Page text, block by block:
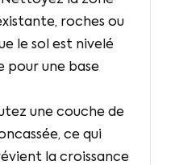
roches ou
le sol est nivelé
une base
une couche de
ce qui
la croissance